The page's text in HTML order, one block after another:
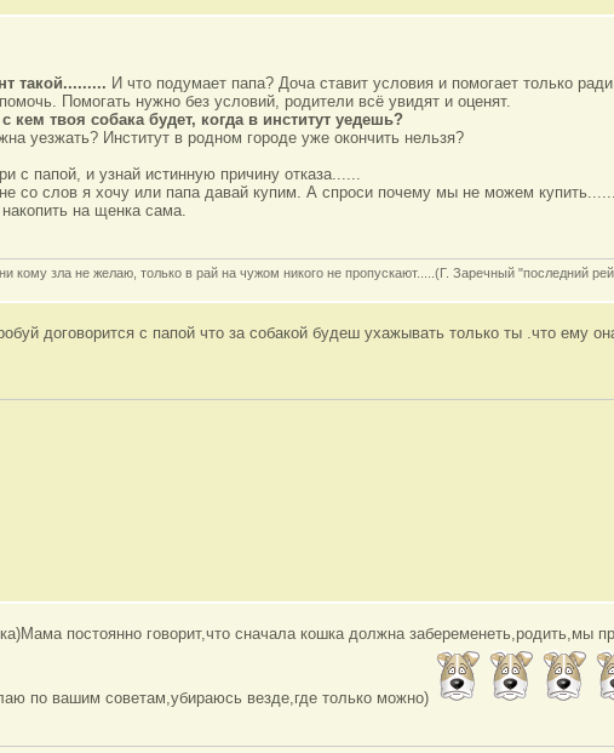
такой......... И что подумает папа? Доча ставит условия и помогает только
Помогать нужно без условий, родители всё увидят и оценят.
кем твоя собака будет, когда в институт уедешь?
уезжать? Институт в родном городе уже окончить нельзя?
с папой, и узнай истинную причину отказа......
не со слов я хочу или папа давай купим. А спроси почему мы не можем
на щенка сама.
кому зла не желаю, только в рай на чужом никого не пропускают.....(Г. Заречный "последний
договорится с папой что за собакой будеш ухажывать только ты .что ему
постоянно говорит,что сначала кошка должна забеременеть,родить,мы
по вашим советам,убираюсь везде,где только можно)